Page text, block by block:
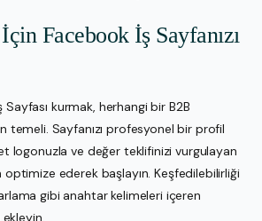
Facebook İş Sayfanızı
kurmak, herhangi bir B2B
temeli. Sayfanızı profesyonel bir profil
logonuzla ve değer teklifinizi vurgulayan
ederek başlayın. Keşfedilebilirliği
gibi anahtar kelimeleri içeren